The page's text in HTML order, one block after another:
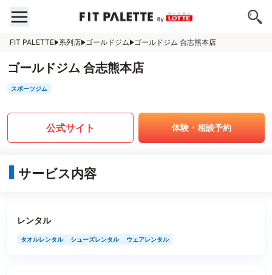
FIT PALETTE 系列店 ゴールドジム ゴールドジム 合志熊本店
ゴールドジム 合志熊本店
スポーツジム
公式サイト 体験・相談予約
サービス内容
レンタル
タオルレンタル シューズレンタル ウェアレンタル